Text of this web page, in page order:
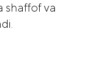
shaffof va